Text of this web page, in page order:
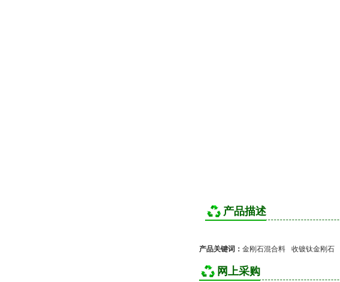
产品描述
产品关键词： 金刚石混合料 收镀钛金刚石
网上采购